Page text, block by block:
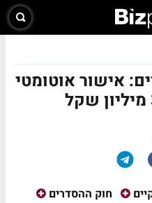
אישור אוטומטי
חוק ההסדרים